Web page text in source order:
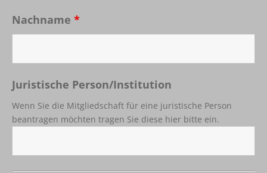
Nachname *
Juristische Person/Institution
Wenn Sie die Mitgliedschaft für eine juristische Person
beantragen möchten tragen Sie diese hier bitte ein.